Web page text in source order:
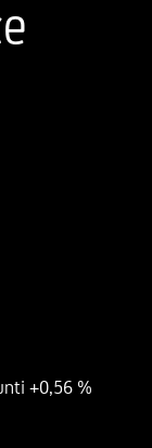
+0,56 %